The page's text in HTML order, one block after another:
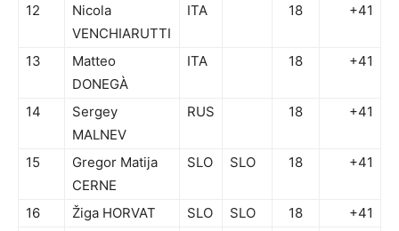
12
Nicola
VENCHIARUTTI
ITA 18 +41
13
Matteo
DONEGÀ
ITA 18 +41
14
Sergey
MALNEV
RUS 18 +41
15
Gregor Matija
CERNE
SLO SLO 18 +41
16 Žiga HORVAT SLO SLO 18
+41